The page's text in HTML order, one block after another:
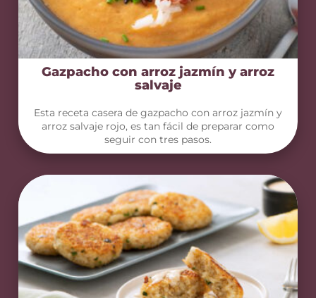
Gazpacho con arroz jazmín y arroz
salvaje
Esta receta casera de gazpacho con arroz jazmín y
arroz salvaje rojo, es tan fácil de preparar como
seguir con tres pasos.